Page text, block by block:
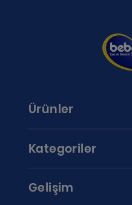
Ürünler
Kategoriler
Gelişim